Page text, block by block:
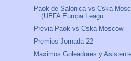
Paok de Salónica vs Cska
(UEFA Europa Leagu...
Previa Paok vs Cska Moscow
Premios Jornada 22
Maximos Goleadores y